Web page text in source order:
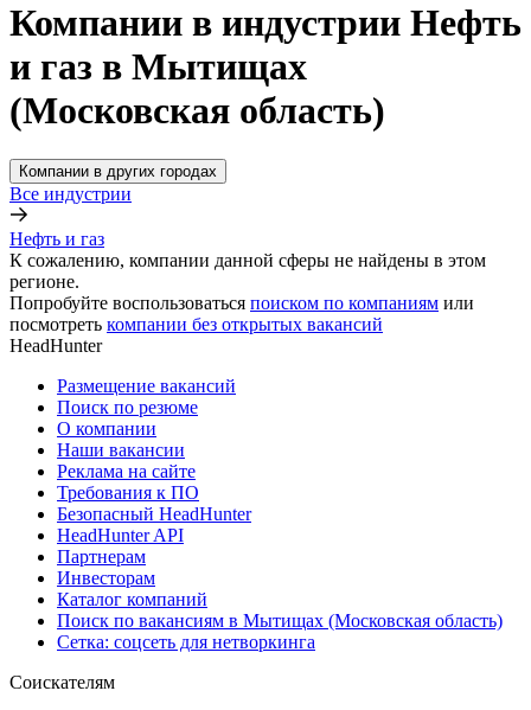
Компании в индустрии Нефть
и газ в Мытищах
(Московская область)
Компании в других городах
Все индустрии
Нефть и газ
К сожалению, компании данной сферы не найдены в этом
регионе.
Попробуйте воспользоваться поиском по компаниям или
посмотреть компании без открытых вакансий
HeadHunter
Размещение вакансий
Поиск по резюме
О компании
Наши вакансии
Реклама на сайте
Требования к ПО
Безопасный HeadHunter
HeadHunter API
Партнерам
Инвесторам
Каталог компаний
Поиск по вакансиям в Мытищах (Московская область)
Сетка: соцсеть для нетворкинга
Соискателям